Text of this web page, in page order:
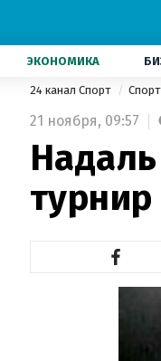
ЭКОНОМИКА
24 канал Спорт Спорт
21 ноября, 09:57